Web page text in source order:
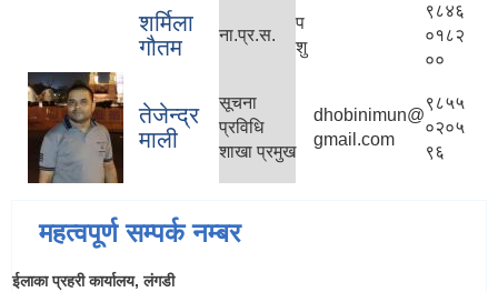
शर्मिला
गौतम
ना.प्र.स.
प
शु
९८४६
०१८२
००
तेजेन्द्र
माली
सूचना
प्रविधि
शाखा प्रमुख
dhobinimun@
gmail.com
९८५५
०२०५
९६
महत्वपूर्ण सम्पर्क नम्बर
ईलाका प्रहरी कार्यालय, लंगडी